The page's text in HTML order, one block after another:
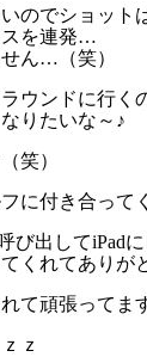
のでショット
スを連発…
ん…（笑）
ウンドに行く
りたいな～♪
笑）
に付き合っ
び出してiPad
くれてありが
て頑張ってま
ｚ